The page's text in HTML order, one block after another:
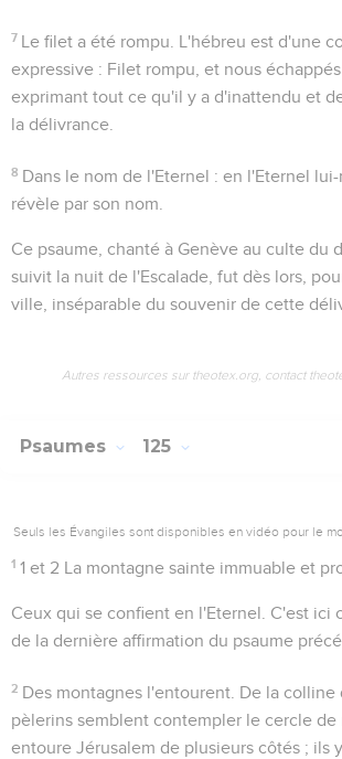
7 Le filet a été rompu . L'hébreu est d'une
expressive : Filet rompu, et nous échappés
exprimant tout ce qu'il y a d'inattendu et
la délivrance.
8 Dans le nom de l'Eternel : en l'Eternel
révèle par son nom.
Ce psaume, chanté à Genève au culte du
suivit la nuit de l'Escalade, fut dès lors,
ville, inséparable du souvenir de cette
Autres ressources sur theotex.org, contact
Psaumes 125
Seuls les Évangiles sont disponibles en vidéo pour le
1 1 et 2 La montagne sainte immuable et
Ceux qui se confient en l'Eternel . C'est ici
de la dernière affirmation du psaume
2 Des montagnes l'entourent . De la
pèlerins semblent contempler le cercle de
entoure Jérusalem de plusieurs côtés ; ils